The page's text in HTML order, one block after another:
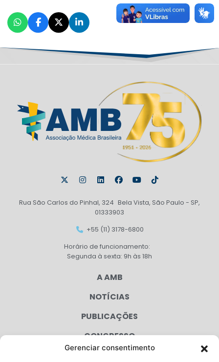
Gerenciar consentimento
Rua São Carlos do Pinhal, 324 Bela Vista, São Paulo - SP,
01333903
+55 (11) 3178-6800
Horário de funcionamento:
Segunda à sexta: 9h às 18h
A AMB
NOTÍCIAS
PUBLICAÇÕES
CONGRESSO